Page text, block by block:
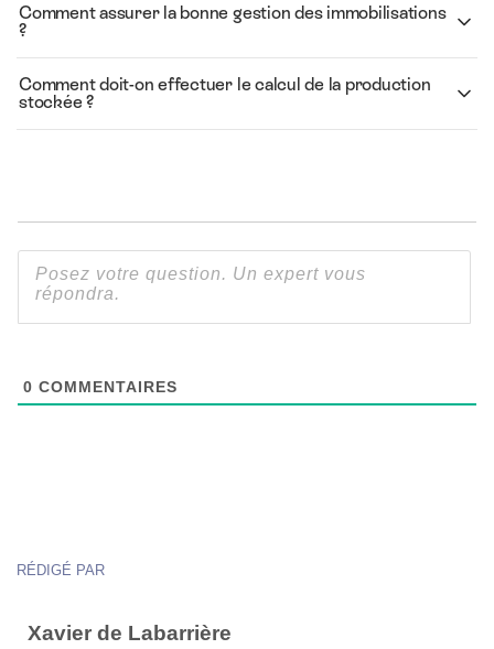
Comment assurer la bonne gestion des immobilisations
?
Comment doit-on effectuer le calcul de la production
stockée ?
0 COMMENTAIRES
RÉDIGÉ PAR
Xavier de Labarrière